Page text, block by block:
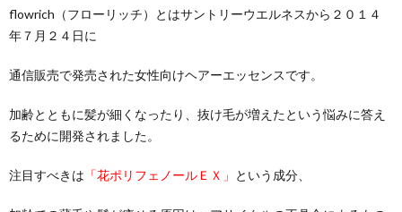
flowrich（フローリッチ）とはサントリーウエルネスから２０１４
年７月２４日に
通信販売で発売された女性向けヘアーエッセンスです。
加齢とともに髪が細くなったり、抜け毛が増えたという悩みに答え
るために開発されました。
注目すべきは 「花ポリフェノールＥＸ」 という成分、